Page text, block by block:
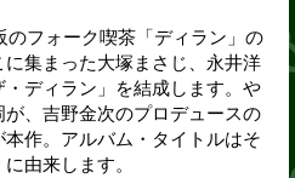
のフォーク喫茶「ディラン」の
集まった大塚まさじ、永井洋
ディラン」を結成します。や
、吉野金次のプロデュースの
作。アルバム・タイトルはそ
由来します。